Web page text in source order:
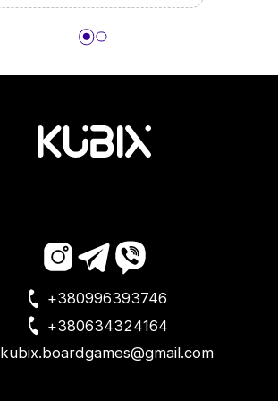
+380996393746
+380634324164
kubix.boardgames@gmail.com